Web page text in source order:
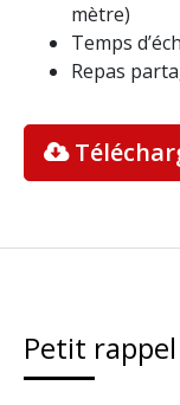
mètre)
Temps
Repas
Petit rappel